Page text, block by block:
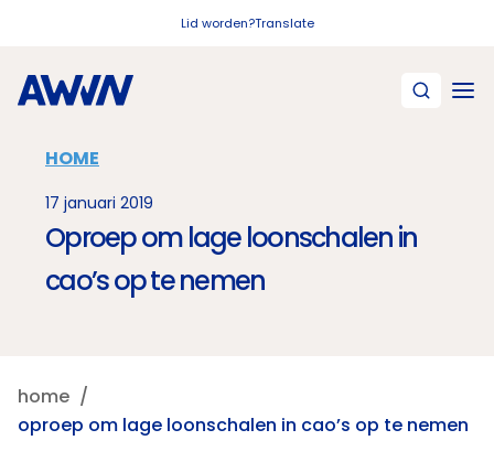
Lid worden?Translate
HOME
17 januari 2019
Oproep om lage loonschalen in
cao’s op te nemen
home
oproep om lage loonschalen in cao’s op te nemen